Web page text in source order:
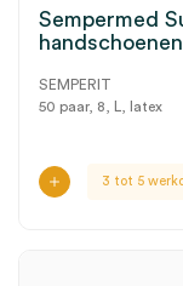
Sempermed
SEMPERIT
50 paar, 8, L, latex
3 tot 5